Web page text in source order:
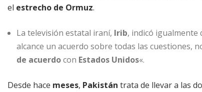
el estrecho de Ormuz.
La televisión estatal iraní, Irib, indicó igualmente
alcance un acuerdo sobre todas las cuestiones,
de acuerdocon Estados Unidos«.
Desde hace meses, Pakistán trata de llevar a las